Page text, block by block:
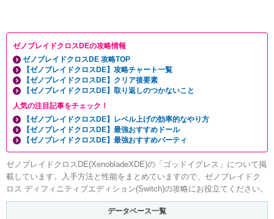
ゼノブレイドクロスDEの攻略情報
ゼノブレイドクロスDE 攻略TOP
【ゼノブレイドクロスDE】攻略チャート一覧
【ゼノブレイドクロスDE】クリア後要素
【ゼノブレイドクロスDE】取り返しのつかないこと
人気の注目記事をチェック！
【ゼノブレイドクロスDE】レベル上げの効率的なやり方
【ゼノブレイドクロスDE】最強おすすめドール
【ゼノブレイドクロスDE】最強おすすめパーティ
ゼノブレイドクロスDE(XenobladeXDE)の「ゴッドイグレス」について掲
載しています。入手方法と性能をまとめていますので、ゼノブレイドク
ロス ディフィニティブエディション(Switch)の攻略にお役立てください。
データベース一覧